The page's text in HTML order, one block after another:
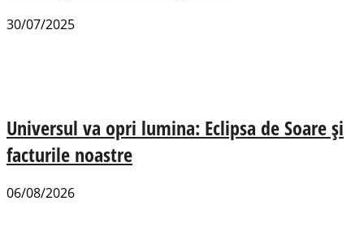
30/07/2025
Universul va opri lumina: Eclipsa de Soare și
facturile noastre
06/08/2026